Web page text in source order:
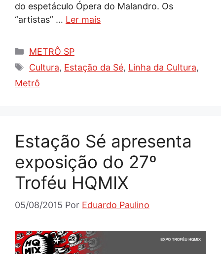
do espetáculo Ópera do Malandro. Os
“artistas” … Ler mais
Categorias
METRÔ SP
Tags
Cultura, Estação da Sé, Linha da Cultura,
Metrô
Estação Sé apresenta
exposição do 27º
Troféu HQMIX
05/08/2015 Por Eduardo Paulino